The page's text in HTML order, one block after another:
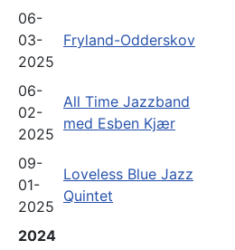
06-
03-
2025
Fryland-Odderskov
06-
02-
2025
All Time Jazzband
med Esben Kjær
09-
01-
2025
Loveless Blue Jazz
Quintet
2024